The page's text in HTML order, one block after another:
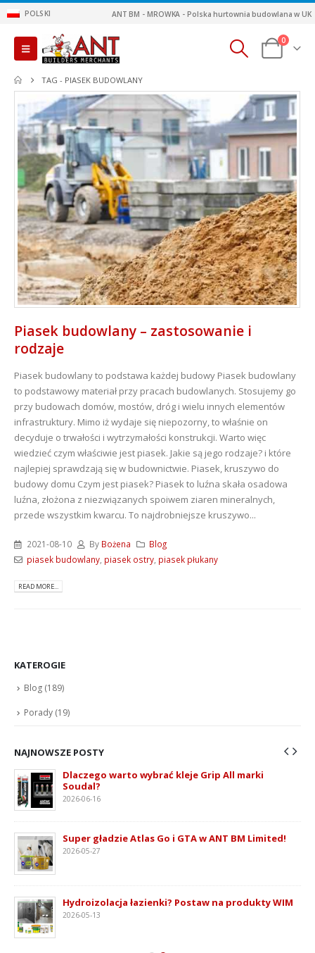
POLSKI ANT BM - MROWKA - Polska hurtownia budowlana w UK
0
TAG - PIASEK BUDOWLANY
Piasek budowlany – zastosowanie i
rodzaje
Piasek budowlany to podstawa każdej budowy Piasek budowlany
to podstawowy materiał przy pracach budowlanych. Stosujemy go
przy budowach domów, mostów, dróg i wielu innych elementów
infrastruktury. Mimo iż wydaje się niepozorny, to właśnie on
decyduje o trwałości i wytrzymałości konstrukcji. Warto więc
wiedzieć czym właściwie jest piasek. Jakie są jego rodzaje? i które
najlepiej sprawdzają się w budownictwie. Piasek, kruszywo do
budowy domu Czym jest piasek? Piasek to luźna skała osadowa
luźna, złożona z niezwiązanych spoiwem ziaren mineralnych,
przede wszystkim kwarcu. To najdrobniejsze kruszywo...
2021-08-10 By Bożena
Blog
piasek budowlany, piasek ostry, piasek płukany
READ MORE...
KATEROGIE
Blog (189)
Porady (19)
NAJNOWSZE POSTY
Dlaczego warto wybrać kleje Grip All marki
Soudal?
2026-06-16
Super gładzie Atlas Go i GTA w ANT BM Limited!
2026-05-27
Hydroizolacja łazienki? Postaw na produkty WIM
2026-05-13